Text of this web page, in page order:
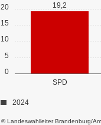
0
5
10
15
20
SPD
19,2
© Landeswahlleiter Brandenburg/
2024